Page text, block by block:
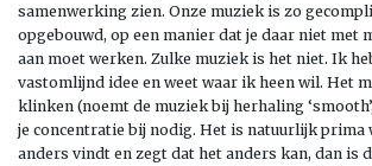
samenwerking zien. Onze muziek is zo
opgebouwd, op een manier dat je daar niet met
aan moet werken. Zulke muziek is het niet. Ik
vastomlijnd idee en weet waar ik heen wil. Het
klinken (noemt de muziek bij herhaling
je concentratie bij nodig. Het is natuurlijk prima
anders vindt en zegt dat het anders kan, dan is